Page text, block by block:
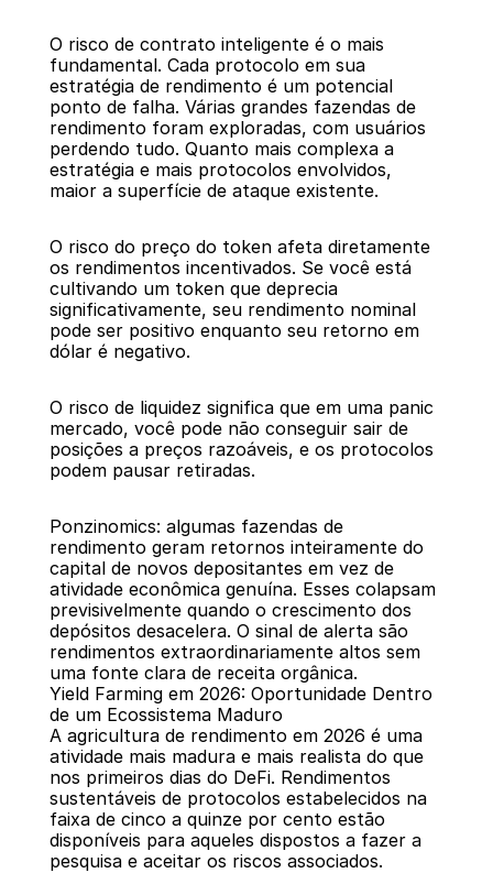
O risco de contrato inteligente é o mais
fundamental. Cada protocolo em sua
estratégia de rendimento é um potencial
ponto de falha. Várias grandes fazendas de
rendimento foram exploradas, com usuários
perdendo tudo. Quanto mais complexa a
estratégia e mais protocolos envolvidos,
maior a superfície de ataque existente.
O risco do preço do token afeta diretamente
os rendimentos incentivados. Se você está
cultivando um token que deprecia
significativamente, seu rendimento nominal
pode ser positivo enquanto seu retorno em
dólar é negativo.
O risco de liquidez significa que em uma panic
mercado, você pode não conseguir sair de
posições a preços razoáveis, e os protocolos
podem pausar retiradas.
Ponzinomics: algumas fazendas de
rendimento geram retornos inteiramente do
capital de novos depositantes em vez de
atividade econômica genuína. Esses colapsam
previsivelmente quando o crescimento dos
depósitos desacelera. O sinal de alerta são
rendimentos extraordinariamente altos sem
uma fonte clara de receita orgânica.
Yield Farming em 2026: Oportunidade Dentro
de um Ecossistema Maduro
A agricultura de rendimento em 2026 é uma
atividade mais madura e mais realista do que
nos primeiros dias do DeFi. Rendimentos
sustentáveis de protocolos estabelecidos na
faixa de cinco a quinze por cento estão
disponíveis para aqueles dispostos a fazer a
pesquisa e aceitar os riscos associados.